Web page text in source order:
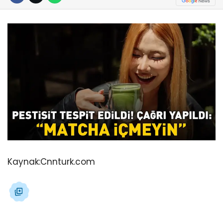
Kaynak:Cnnturk.com